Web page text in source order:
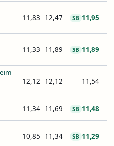
11,83 12,47 11,95
SB
11,33 11,89 11,89
SB
12,12 12,12 11,54
11,34 11,69 11,48
SB
10,85 11,34 11,29
SB